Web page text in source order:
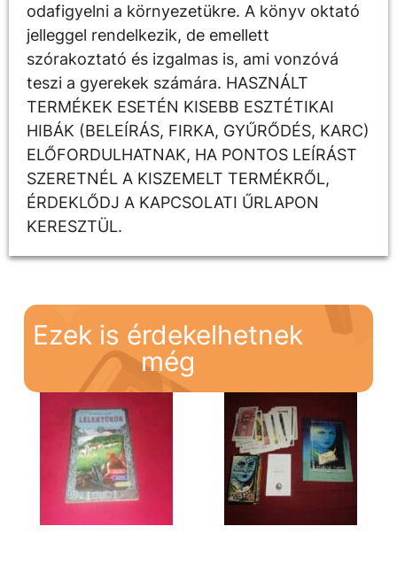
odafigyelni a környezetükre. A könyv oktató
jelleggel rendelkezik, de emellett
szórakoztató és izgalmas is, ami vonzóvá
teszi a gyerekek számára. HASZNÁLT
TERMÉKEK ESETÉN KISEBB ESZTÉTIKAI
HIBÁK (BELEÍRÁS, FIRKA, GYŰRŐDÉS, KARC)
ELŐFORDULHATNAK, HA PONTOS LEÍRÁST
SZERETNÉL A KISZEMELT TERMÉKRŐL,
ÉRDEKLŐDJ A KAPCSOLATI ŰRLAPON
KERESZTÜL.
Ezek is érdekelhetnek
még